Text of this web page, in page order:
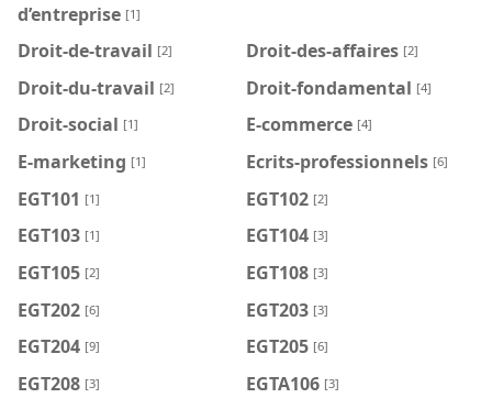
d’entreprise [1]
Droit-de-travail [2] Droit-des-affaires [2]
Droit-du-travail [2] Droit-fondamental [4]
Droit-social [1] E-commerce [4]
E-marketing [1] Ecrits-professionnels [6]
EGT101 [1] EGT102 [2]
EGT103 [1] EGT104 [3]
EGT105 [2] EGT108 [3]
EGT202 [6] EGT203 [3]
EGT204 [9] EGT205 [6]
EGT208 [3] EGTA106 [3]